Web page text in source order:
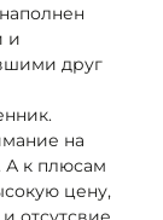
и
друг
на
А к плюсам
цену,